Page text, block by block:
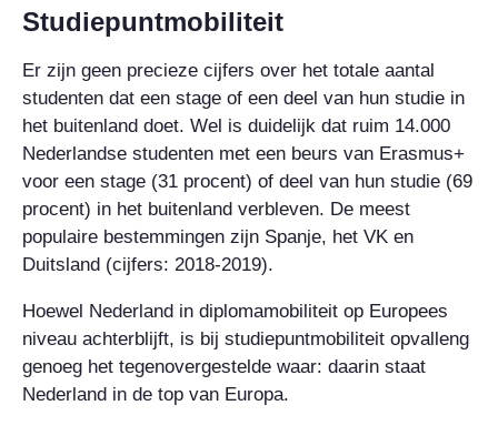
Studiepuntmobiliteit
Er zijn geen precieze cijfers over het totale aantal
studenten dat een stage of een deel van hun studie in
het buitenland doet. Wel is duidelijk dat ruim 14.000
Nederlandse studenten met een beurs van Erasmus+
voor een stage (31 procent) of deel van hun studie (69
procent) in het buitenland verbleven. De meest
populaire bestemmingen zijn Spanje, het VK en
Duitsland (cijfers: 2018-2019).
Hoewel Nederland in diplomamobiliteit op Europees
niveau achterblijft, is bij studiepuntmobiliteit opvalleng
genoeg het tegenovergestelde waar: daarin staat
Nederland in de top van Europa.